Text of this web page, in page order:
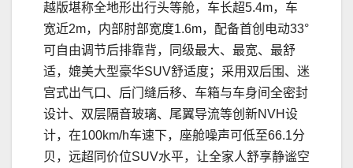
越版堪称全地形出行头等舱，车长超5.4m，车
宽近2m，内部肘部宽度1.6m，配备首创电动33°
可自由调节后排靠背，同级最大、最宽、最舒
适，媲美大型豪华SUV舒适度；采用双后围、迷
宫式出气口、后门缝后移、车箱与车身间全密封
设计、双层隔音玻璃、尾翼导流等创新NVH设
计，在100km/h车速下，座舱噪声可低至66.1分
贝，远超同价位SUV水平，让全家人舒享静谧空